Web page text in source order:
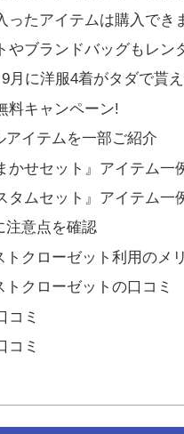
ったアイテムは購入でき
やブランドバッグもレン
月に洋服4着がタダで貰
料キャンペーン!
アイテムを一部ご紹介
かせセット』アイテム一
タムセット』アイテム一
注意点を確認
トクローゼット利用のメ
トクローゼットの口コミ
コミ
コミ